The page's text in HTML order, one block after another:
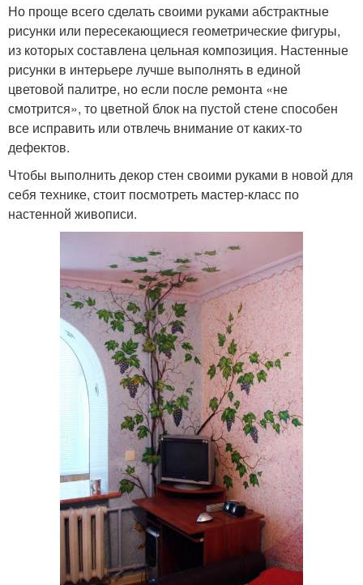
Но проще всего сделать своими руками абстрактные
рисунки или пересекающиеся геометрические фигуры,
из которых составлена цельная композиция. Настенные
рисунки в интерьере лучше выполнять в единой
цветовой палитре, но если после ремонта «не
смотрится», то цветной блок на пустой стене способен
все исправить или отвлечь внимание от каких-то
дефектов.
Чтобы выполнить декор стен своими руками в новой для
себя технике, стоит посмотреть мастер-класс по
настенной живописи.